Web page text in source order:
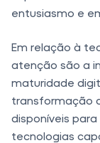
entusiasmo e
Em relação à
atenção são a
maturidade
transformação
disponíveis
tecnologias